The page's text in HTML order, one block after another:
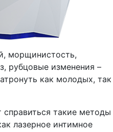
морщинистость,
рубцовые изменения –
как молодых, так
такие методы
лазерное интимное